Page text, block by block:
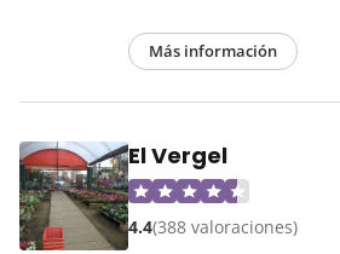
Más información
El Vergel
4.4(388 valoraciones)